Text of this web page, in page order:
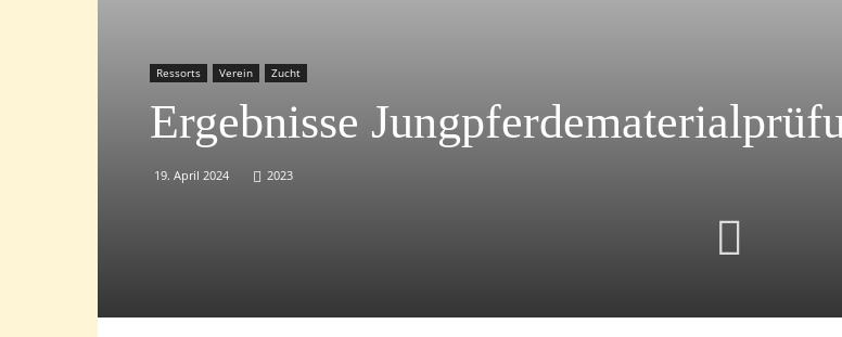
Ressorts Verein Zucht
Ergebnisse
19. April 2024 2023